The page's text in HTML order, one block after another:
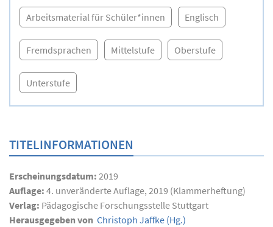
Arbeitsmaterial für Schüler*innen Englisch
Fremdsprachen Mittelstufe Oberstufe
Unterstufe
TITELINFORMATIONEN
Erscheinungsdatum: 2019
Auflage: 4. unveränderte Auflage, 2019 (Klammerheftung)
Verlag: Pädagogische Forschungsstelle Stuttgart
Herausgegeben von Christoph Jaffke (Hg.)